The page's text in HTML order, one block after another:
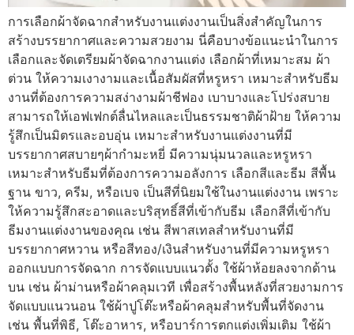
การเลือกผ้าจัดฉากสำหรับงานแต่งงานเป็นสิ่งสำคัญในการ
สร้างบรรยากาศและความสวยงาม นี่คือบางข้อแนะนำในการ
เลือกและจัดเตรียมผ้าจัดฉากงานแต่ง เลือกผ้าที่เหมาะสม ผ้า
ต่วน ให้ความเงางามและเนื้อสัมผัสที่หรูหรา เหมาะสำหรับธีม
งานที่ต้องการความสง่างามผ้าชีฟอง เบาบางและโปร่งสบาย
สามารถให้เอฟเฟกต์ลื่นไหลและเป็นธรรมชาติผ้าฝ้าย ให้ความ
รู้สึกเป็นมิตรและอบอุ่น เหมาะสำหรับงานแต่งงานที่มี
บรรยากาศสบายๆผ้ากำมะหยี่ มีความนุ่มนวลและหรูหรา
เหมาะสำหรับธีมที่ต้องการความอลังการ เลือกสีและธีม สีพื้น
ฐาน ขาว, ครีม, หรือเบจ เป็นสีที่นิยมใช้ในงานแต่งงาน เพราะ
ให้ความรู้สึกสะอาดและบริสุทธิ์สีที่เข้ากับธีม เลือกสีที่เข้ากับ
ธีมงานแต่งงานของคุณ เช่น สีพาสเทลสำหรับงานที่มี
บรรยากาศหวาน หรือสีทอง/เงินสำหรับงานที่มีความหรูหรา
ออกแบบการจัดฉาก การจัดแบบแนวตั้ง ใช้ผ้าห้อยลงจากด้าน
บน เช่น ผ้าม่านหรือผ้าคลุมเวที เพื่อสร้างพื้นหลังที่สวยงามการ
จัดแบบแนวนอน ใช้ผ้าปูโต๊ะหรือผ้าคลุมสำหรับพื้นที่จัดงาน
เช่น พื้นที่พิธี, โต๊ะอาหาร, หรือบาร์การตกแต่งเพิ่มเติม ใช้ผ้า